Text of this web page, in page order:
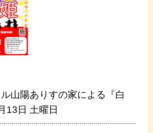
山陽ありすの家による『白
日 土曜日